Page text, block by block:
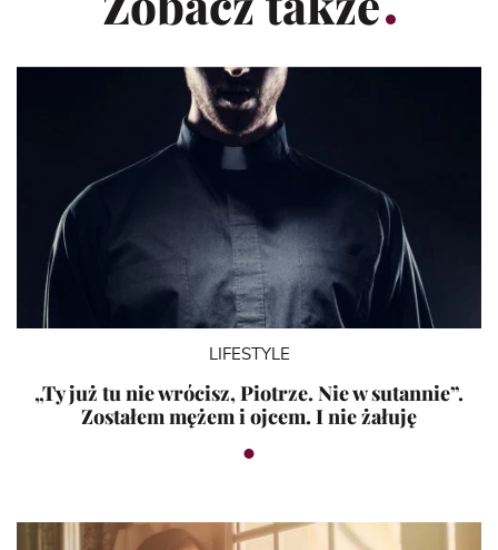
LIFESTYLE
„Ty już tu nie wrócisz, Piotrze. Nie w sutannie”.
Zostałem mężem i ojcem. I nie żałuję